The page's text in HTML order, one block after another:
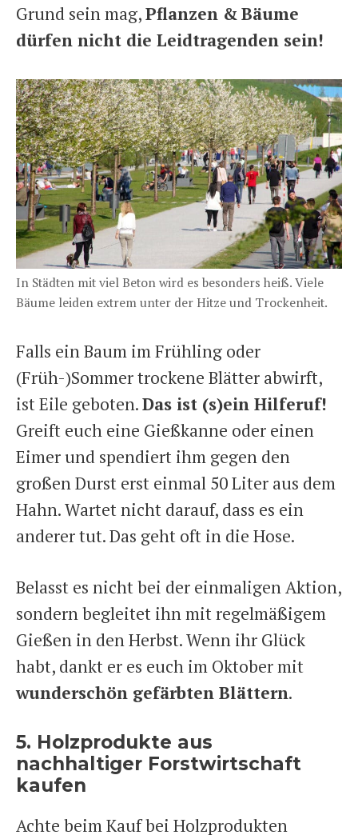
Grund sein mag,Pflanzen &Bäume
dürfen nicht die Leidtragenden sein!
In Städten mit viel Beton wird es besonders heiß. Viele
Bäume leiden extrem unter der Hitze und Trockenheit.
Falls ein Baum im Frühling oder
(Früh-)Sommer trockene Blätter abwirft,
ist Eile geboten.Das ist (s)ein Hilferuf!
Greift euch eine Gießkanne oder einen
Eimer und spendiert ihm gegen den
großen Durst erst einmal 50 Liter aus dem
Hahn. Wartet nicht darauf, dass es ein
anderer tut. Das geht oft in die Hose.
Belasst es nicht bei der einmaligen Aktion,
sondern begleitet ihn mit regelmäßigem
Gießen in den Herbst. Wenn ihr Glück
habt, dankt er es euch im Oktober mit
wunderschön gefärbten Blättern.
5. Holzprodukte aus
nachhaltiger Forstwirtschaft
kaufen
Achte beim Kauf bei Holzprodukten